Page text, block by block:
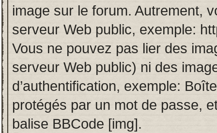
image sur le forum. Autrement,
serveur Web public, exemple:
Vous ne pouvez pas lier des
serveur Web public) ni des
d’authentification, exemple:
protégés par un mot de passe,
balise BBCode [img].